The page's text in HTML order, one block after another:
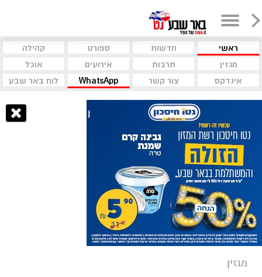
ראשי חדשות ספורט
קהילה
מגזין
תרבות אירועים
אוכל
אינדקס
צור קשר WhatsApp לוח באר שבע
מגזין